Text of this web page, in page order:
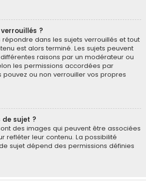
?
dans les sujets verrouillés et tout
est alors terminé. Les sujets peuvent
raisons par un modérateur ou
les permissions accordées par
pouvez ou non verrouiller vos propres
de sujet ?
des images qui peuvent être associées
refléter leur contenu. La possibilité
sujet dépend des permissions définies